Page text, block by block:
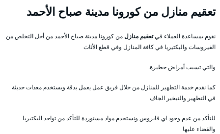
تعقيم منازل من كورونا مدينة صباح الأحمد
نقوم بمساعدة العملاء فيتعقيم منازلمن كورونا مدينة صباح الأحمد من أجل التخلص من
الفيروسات والبكتيريا في كافة المنازل وفي قطع الأثاث
والتي تسبب أمراض خطيرة.
كما نقدم خدمة التطهير للمنازل من خلال فريق عمل يعمل بدقة ويستخدم معدات حديثة
في التطهير والتبخير الجاف
للتأكد من عدم وجود اي فايروس ونستخدم مواد مستوردة للتأكد من تواجد البكتيريا
والقضاء عليها